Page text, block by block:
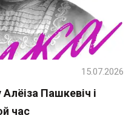
Пашкевіч і
час
15.07.2026